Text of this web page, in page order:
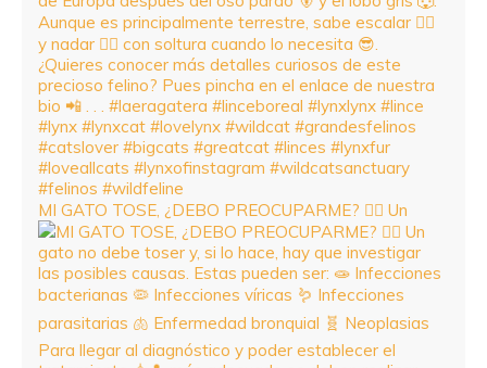
MI GATO TOSE, ¿DEBO PREOCUPARME? 😮‍💨 Un